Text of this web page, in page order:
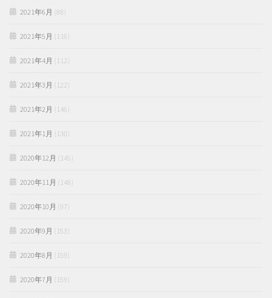
2021年6月 (88)
2021年5月 (116)
2021年4月 (112)
2021年3月 (122)
2021年2月 (146)
2021年1月 (130)
2020年12月 (145)
2020年11月 (148)
2020年10月 (97)
2020年9月 (153)
2020年8月 (159)
2020年7月 (159)